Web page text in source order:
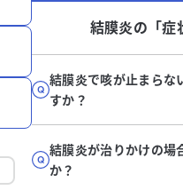
結膜炎の「症
結膜炎で咳が止まらな
すか？
結膜炎が治りかけの場
か？